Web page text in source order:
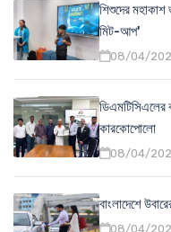
শিশুদের
মিট-আপ'
08/04/
ডিএমটিসিএলের
কারকোপোলো
08/04/
বাংলাদেশে
08/04/